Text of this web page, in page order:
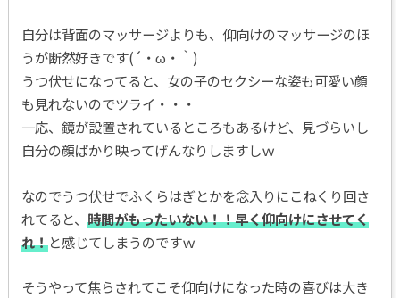
自分は背面のマッサージよりも、仰向けのマッサージのほ
うが断然好きです(´・ω・｀)
うつ伏せになってると、女の子のセクシーな姿も可愛い顔
も見れないのでツライ・・・
一応、鏡が設置されているところもあるけど、見づらいし
自分の顔ばかり映ってげんなりしますしｗ
なのでうつ伏せでふくらはぎとかを念入りにこねくり回さ
れてると、 時間がもったいない！！早く仰向けにさせてく
れ！と感じてしまうのですｗ
そうやって焦らされてこそ仰向けになった時の喜びは大き